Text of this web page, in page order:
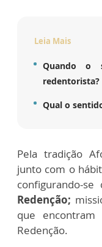
Leia Mais
Quando o
redentorista?
Qual o
Pela tradição
junto com o
configurando-
Redenção;
que
Redenção.